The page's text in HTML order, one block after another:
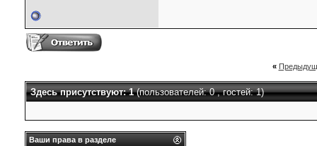
«
Здесь присутствуют: 1(пользователей: 0 , гостей: 1)
Ваши права в разделе